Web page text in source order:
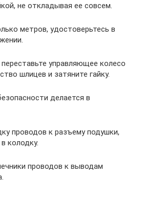
не откладывая ее совсем.
метров, удостоверьтесь в
управляющее колесо
шлицев и затяните гайку.
делается в
проводов к разъему подушки,
колодку.
проводов к выводам